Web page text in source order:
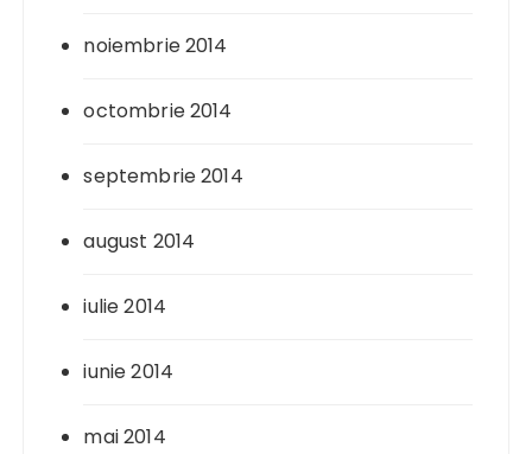
noiembrie 2014
octombrie 2014
septembrie 2014
august 2014
iulie 2014
iunie 2014
mai 2014